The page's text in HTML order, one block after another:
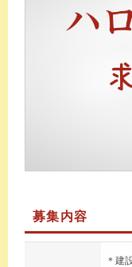
募集内容
＊建